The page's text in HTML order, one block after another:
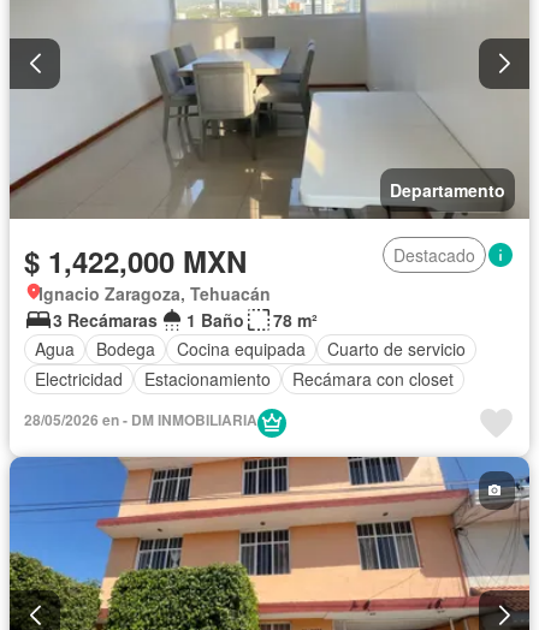
Departamento
$ 1,422,000 MXN
Destacado
Ignacio Zaragoza, Tehuacán
3 Recámaras
1 Baño
78 m²
Agua
Bodega Cocina equipada
Cuarto de servicio
Electricidad
Estacionamiento Recámara con closet
28/05/2026 en - DM INMOBILIARIA